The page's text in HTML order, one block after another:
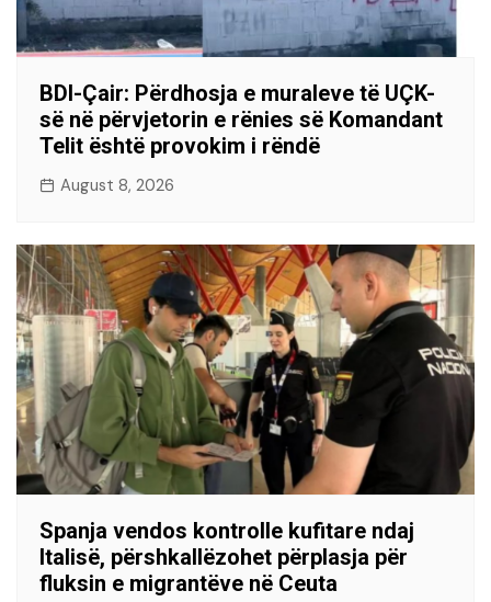
BDI-Çair: Përdhosja e muraleve të UÇK-
së në përvjetorin e rënies së Komandant
Telit është provokim i rëndë
August 8, 2026
Spanja vendos kontrolle kufitare ndaj
Italisë, përshkallëzohet përplasja për
fluksin e migrantëve në Ceuta